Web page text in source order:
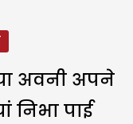
अवनी अपने
निभा पाई